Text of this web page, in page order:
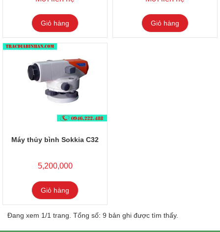
Giỏ hàng Giỏ hàng
Máy thủy bình Sokkia C32
5,200,000
Giỏ hàng
Đang xem 1/1 trang. Tổng số: 9 bản ghi được tìm thấy.